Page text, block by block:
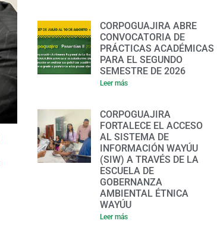
CORPOGUAJIRA ABRE
CONVOCATORIA DE
PRÁCTICAS ACADÉMICAS
PARA EL SEGUNDO
SEMESTRE DE 2026
Leer más
CORPOGUAJIRA
FORTALECE EL ACCESO
AL SISTEMA DE
INFORMACIÓN WAYÚU
(SIW) A TRAVÉS DE LA
ESCUELA DE
GOBERNANZA
AMBIENTAL ÉTNICA
WAYÚU
Leer más